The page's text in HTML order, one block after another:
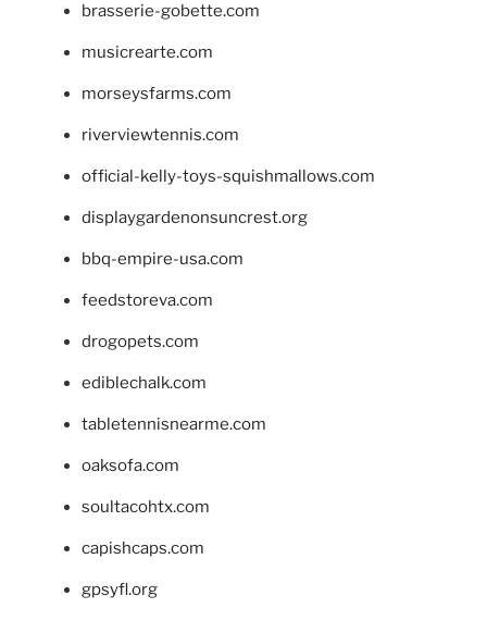
brasserie-gobette.com
musicrearte.com
morseysfarms.com
riverviewtennis.com
official-kelly-toys-squishmallows.com
displaygardenonsuncrest.org
bbq-empire-usa.com
feedstoreva.com
drogopets.com
ediblechalk.com
tabletennisnearme.com
oaksofa.com
soultacohtx.com
capishcaps.com
gpsyfl.org